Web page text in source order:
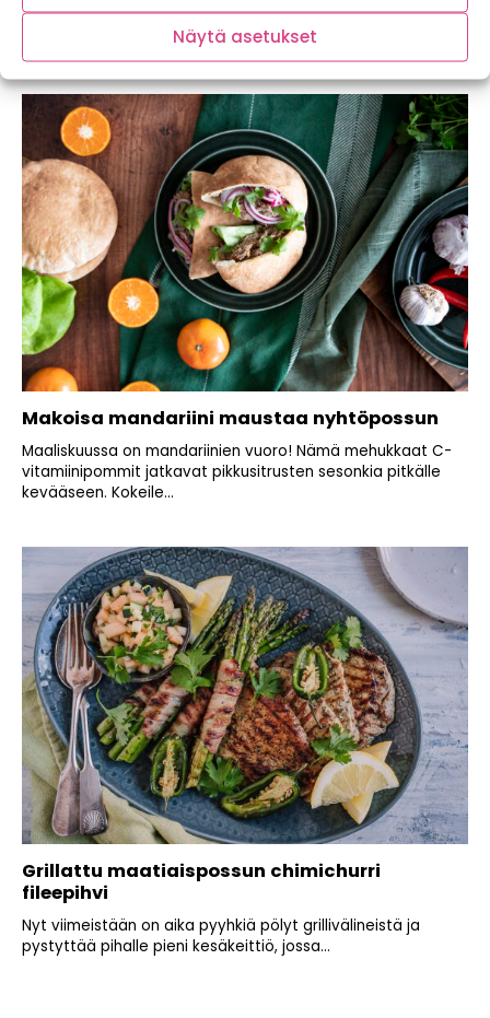
Näytä asetukset
Ruoan alkuperä ja kotimaisuus kiinnostaa entistä enemmän,
mutta miksi on tärkeää, että kiinnostus konkretisoituu...
Makoisa mandariini maustaa nyhtöpossun
Maaliskuussa on mandariinien vuoro! Nämä mehukkaat C-
vitamiinipommit jatkavat pikkusitrusten sesonkia pitkälle
kevääseen. Kokeile...
Grillattu maatiaispossun chimichurri
fileepihvi
Nyt viimeistään on aika pyyhkiä pölyt grillivälineistä ja
pystyttää pihalle pieni kesäkeittiö, jossa...